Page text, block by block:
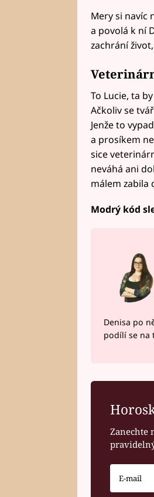
Mery si navíc
a povolá k ní
zachrání
To Lucie, ta
Ačkoliv se
Jenže to
a prosíkem
sice
neváhá ani
málem zabila
Modrý kód
Denisa po
podílí se na
Zanechte